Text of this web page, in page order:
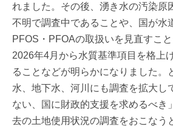
れました。その後、湧き水の汚染原
不明で調査中であることや、国が水
PFOS・PFOAの取扱いを見直すこと
2026年4月から水質基準項目を格上
ることなどが明らかになりました。
水、地下水、河川にも調査を拡大し
ない、国に財政的支援を求めるべき
去の土地使用状況の調査をおこなう